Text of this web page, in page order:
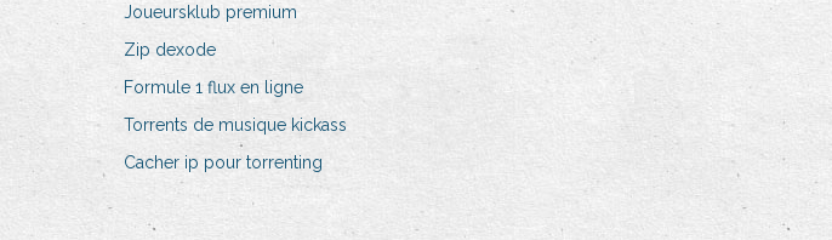
Joueursklub premium
Zip dexode
Formule 1 flux en ligne
Torrents de musique kickass
Cacher ip pour torrenting